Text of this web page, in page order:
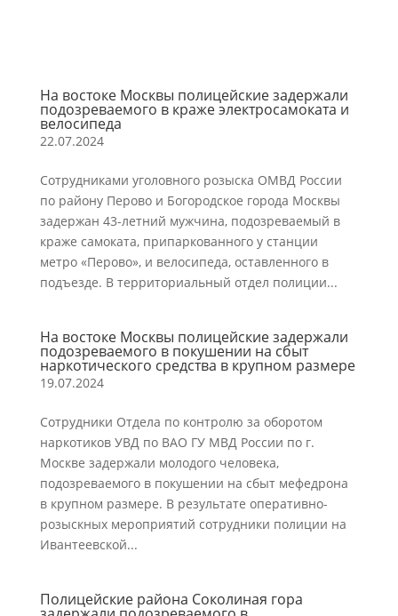
На востоке Москвы полицейские задержали
подозреваемого в краже электросамоката и
велосипеда
22.07.2024
Сотрудниками уголовного розыска ОМВД России
по району Перово и Богородское города Москвы
задержан 43-летний мужчина, подозреваемый в
краже самоката, припаркованного у станции
метро «Перово», и велосипеда, оставленного в
подъезде. В территориальный отдел полиции...
На востоке Москвы полицейские задержали
подозреваемого в покушении на сбыт
наркотического средства в крупном размере
19.07.2024
Сотрудники Отдела по контролю за оборотом
наркотиков УВД по ВАО ГУ МВД России по г.
Москве задержали молодого человека,
подозреваемого в покушении на сбыт мефедрона
в крупном размере. В результате оперативно-
розыскных мероприятий сотрудники полиции на
Ивантеевской...
Полицейские района Соколиная гора